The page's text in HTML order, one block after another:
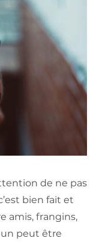
de ne pas
bien fait et
amis, frangins,
peut être